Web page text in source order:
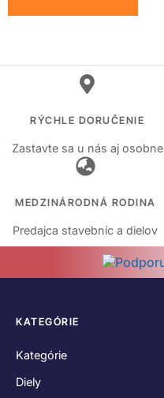
RÝCHLE DORUČENIE
Zastavte sa u nás aj osobne
MEDZINÁRODNÁ RODINA
Predajca stavebníc a dielov
KATEGÓRIE
Kategórie
Diely